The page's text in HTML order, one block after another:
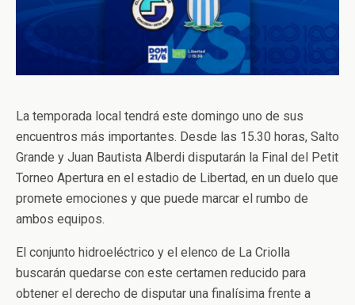
La temporada local tendrá este domingo uno de sus
encuentros más importantes. Desde las 15.30 horas, Salto
Grande y Juan Bautista Alberdi disputarán la Final del Petit
Torneo Apertura en el estadio de Libertad, en un duelo que
promete emociones y que puede marcar el rumbo de
ambos equipos.
El conjunto hidroeléctrico y el elenco de La Criolla
buscarán quedarse con este certamen reducido para
obtener el derecho de disputar una finalísima frente a